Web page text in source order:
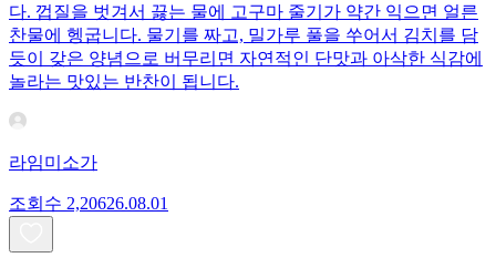
다. 껍질을 벗겨서 끓는 물에 고구마 줄기가 약간 익으면 얼른
찬물에 헹굽니다. 물기를 짜고, 밀가루 풀을 쑤어서 김치를 담
듯이 갖은 양념으로 버무리면 자연적인 단맛과 아삭한 식감에
놀라는 맛있는 반찬이 됩니다.
라임미소가
조회수 2,20626.08.01